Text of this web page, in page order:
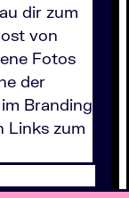
dir zum
von
Fotos
der
Branding
Links zum